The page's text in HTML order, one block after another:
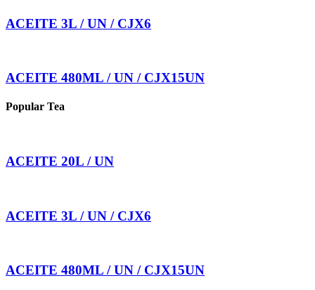
ACEITE 3L / UN / CJX6
ACEITE 480ML / UN / CJX15UN
Popular Tea
ACEITE 20L / UN
ACEITE 3L / UN / CJX6
ACEITE 480ML / UN / CJX15UN